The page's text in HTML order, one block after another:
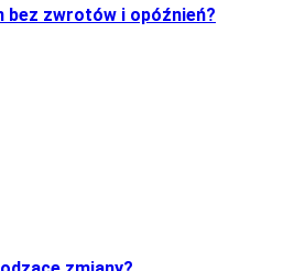
zwrotów i opóźnień?